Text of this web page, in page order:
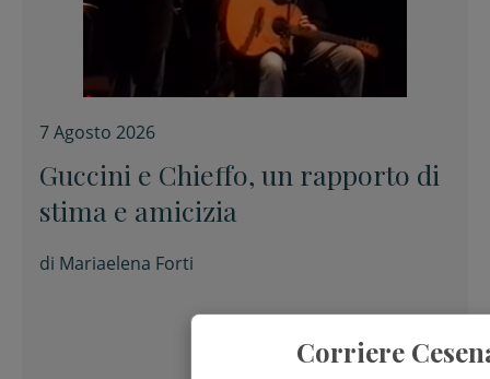
7 Agosto 2026
Guccini e Chieffo, un rapporto di
stima e amicizia
di Mariaelena Forti
Corriere